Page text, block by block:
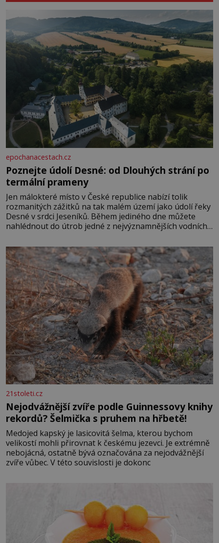
epochanacestach.cz
Poznejte údolí Desné: od Dlouhých strání po
termální prameny
Jen málokteré místo v České republice nabízí tolik
rozmanitých zážitků na tak malém území jako údolí řeky
Desné v srdci Jeseníků. Během jediného dne můžete
nahlédnout do útrob jedné z nejvýznamnějších vodních
se na koloběžce a den zakončit poznáváním památek ve
Velkých Losinách nebo v termálním
21stoleti.cz
Nejodvážnější zvíře podle Guinnessovy knihy
rekordů? Šelmička s pruhem na hřbetě!
Medojed kapský je lasicovitá šelma, kterou bychom
velikostí mohli přirovnat k českému jezevci. Je extrémně
nebojácná, ostatně bývá označována za nejodvážnější
zvíře vůbec. V této souvislosti je dokonc